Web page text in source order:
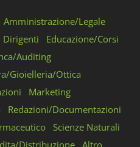
Amministrazione/Legale
Dirigenti
Educazione/Corsi
Auditing
Gioielleria/Ottica
Marketing
Redazioni/Documentazioni
Scienze Naturali
Distribuzione Altro